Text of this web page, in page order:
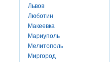
Львов
Люботин
Макеевка
Мариуполь
Мелитополь
Миргород